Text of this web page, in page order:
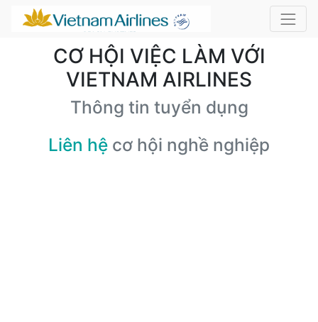
CƠ HỘI VIỆC LÀM VỚI
VIETNAM AIRLINES
Thông tin tuyển dụng
Liên hệ cơ hội nghề nghiệp